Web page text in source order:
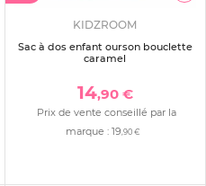
KIDZROOM
Sac à dos enfant ourson bouclette
caramel
14,90 €
Prix de vente conseillé par la
marque :19 ,90 €